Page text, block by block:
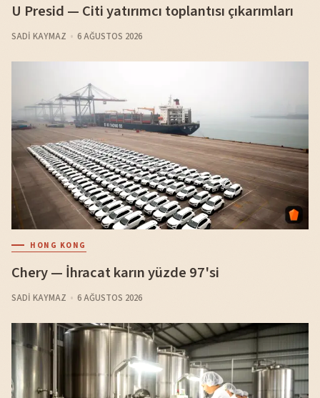
U Presid — Citi yatırımcı toplantısı çıkarımları
SADI KAYMAZ 6 AĞUSTOS 2026
HONG KONG
Chery — İhracat karın yüzde 97'si
SADI KAYMAZ 6 AĞUSTOS 2026